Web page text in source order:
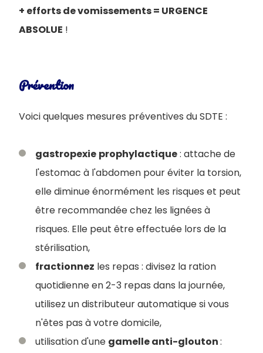
+ efforts de vomissements = URGENCE
ABSOLUE !
Prévention
Voici quelques mesures préventives du SDTE :
gastropexie prophylactique: attache de
l'estomac à l'abdomen pour éviter la torsion,
elle diminue énormément les risques et peut
être recommandée chez les lignées à
risques. Elle peut être effectuée lors de la
stérilisation,
fractionnez les repas : divisez la ration
quotidienne en 2-3 repas dans la journée,
utilisez un distributeur automatique si vous
n'êtes pas à votre domicile,
utilisation d'une gamelle anti-glouton: